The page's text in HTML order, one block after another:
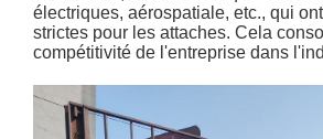
électriques, aérospatiale, etc., qui
strictes pour les attaches. Cela
compétitivité de l'entreprise dans